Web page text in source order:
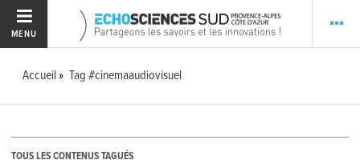
MENU
Accueil Tag #cinemaaudiovisuel
TOUS LES CONTENUS TAGUÉS